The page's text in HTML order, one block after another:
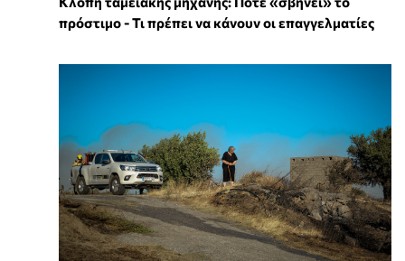
πρόστιμο - Τι πρέπει να κάνουν οι επαγγελματίες